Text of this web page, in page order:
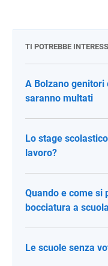
TI POTREBBE
A Bolzano genitori
saranno multati
Lo stage
lavoro?
Quando e come si
bocciatura a scuola
Le scuole senza